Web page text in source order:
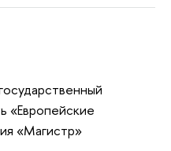
«Европейские
«Магистр»